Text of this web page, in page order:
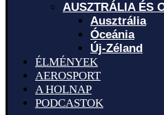
AUSZTRÁLIA ÉS
Ausztrália
Óceánia
Új-Zéland
ÉLMÉNYEK
AEROSPORT
A HOLNAP
PODCASTOK